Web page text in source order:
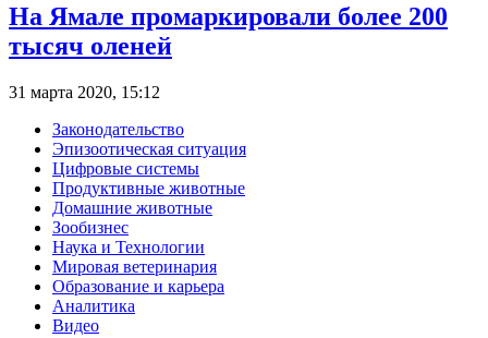
На Ямале промаркировали более 200
тысяч оленей
31 марта 2020, 15:12
Законодательство
Эпизоотическая ситуация
Цифровые системы
Продуктивные животные
Домашние животные
Зообизнес
Наука и Технологии
Мировая ветеринария
Образование и карьера
Аналитика
Видео